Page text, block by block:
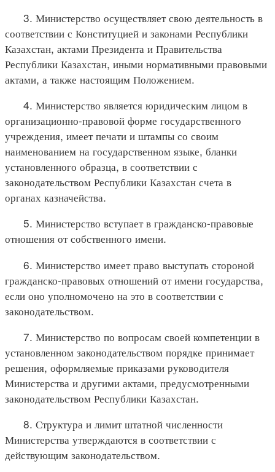
3. Министерство осуществляет свою деятельность в
соответствии с Конституцией и законами Республики
Казахстан, актами Президента и Правительства
Республики Казахстан, иными нормативными правовыми
актами, а также настоящим Положением.
4. Министерство является юридическим лицом в
организационно-правовой форме государственного
учреждения, имеет печати и штампы со своим
наименованием на государственном языке, бланки
установленного образца, в соответствии с
законодательством Республики Казахстан счета в
органах казначейства.
5. Министерство вступает в гражданско-правовые
отношения от собственного имени.
6. Министерство имеет право выступать стороной
гражданско-правовых отношений от имени государства,
если оно уполномочено на это в соответствии с
законодательством.
7. Министерство по вопросам своей компетенции в
установленном законодательством порядке принимает
решения, оформляемые приказами руководителя
Министерства и другими актами, предусмотренными
законодательством Республики Казахстан.
8. Структура и лимит штатной численности
Министерства утверждаются в соответствии с
действующим законодательством.